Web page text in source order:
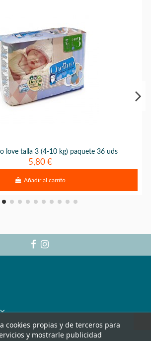
love talla 3 (4-10 kg) paquete 36 uds
5,80 €
Añadir al carrito
cookies propias y de terceros para
y mostrarle publicidad